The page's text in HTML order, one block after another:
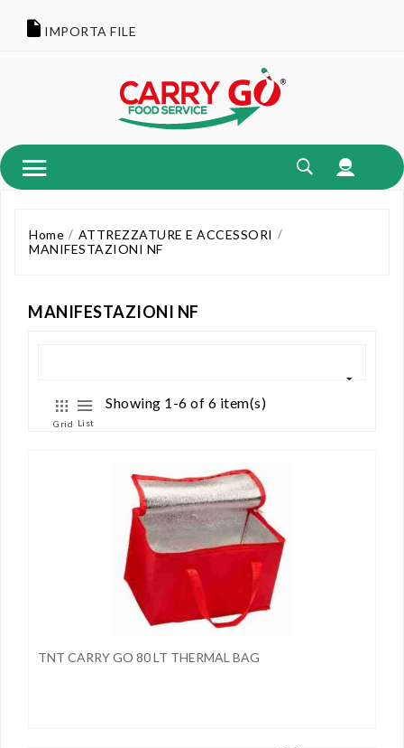
IMPORTA FILE
Home
ATTREZZATURE E ACCESSORI
MANIFESTAZIONI NF
MANIFESTAZIONI NF
Grid List
Showing 1-6 of 6 item(s)
TNT CARRY GO 80 LT THERMAL BAG